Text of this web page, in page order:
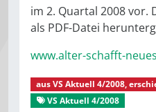
im 2. Quartal 2008 vor.
als PDF-Datei
www.alter-schafft-
ausVS Aktuell 4/2008,
VS Aktuell 4/2008